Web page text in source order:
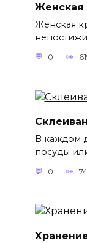
Женская
Женская
0
В каждом
посуды
0